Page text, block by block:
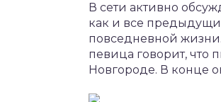
В сети активно
как и все
повседневной
певица говорит, что
Новгороде. В конце